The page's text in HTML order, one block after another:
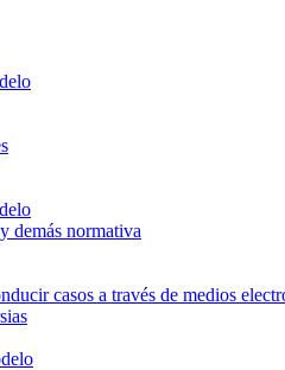
demás normativa
casos a través de medios